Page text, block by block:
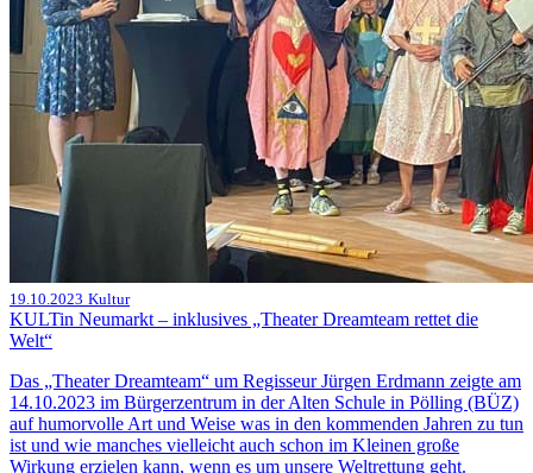
19.10.2023 Kultur
KULTin Neumarkt – inklusives „Theater Dreamteam rettet die
Welt“
Das „Theater Dreamteam“ um Regisseur Jürgen Erdmann zeigte am
14.10.2023 im Bürgerzentrum in der Alten Schule in Pölling (BÜZ)
auf humorvolle Art und Weise was in den kommenden Jahren zu tun
ist und wie manches vielleicht auch schon im Kleinen große
Wirkung erzielen kann, wenn es um unsere Weltrettung geht.